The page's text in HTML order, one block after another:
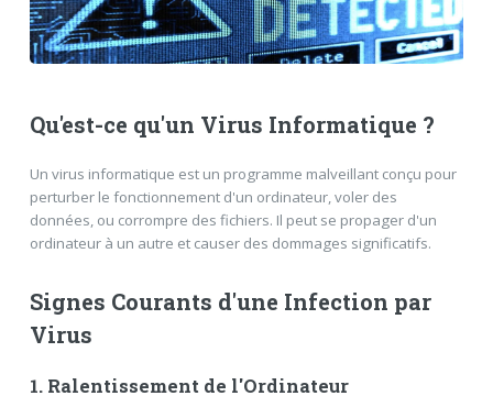
Qu'est-ce qu'un Virus Informatique ?
Un virus informatique est un programme malveillant conçu pour
perturber le fonctionnement d'un ordinateur, voler des
données, ou corrompre des fichiers. Il peut se propager d'un
ordinateur à un autre et causer des dommages significatifs.
Signes Courants d'une Infection par
Virus
1. Ralentissement de l'Ordinateur